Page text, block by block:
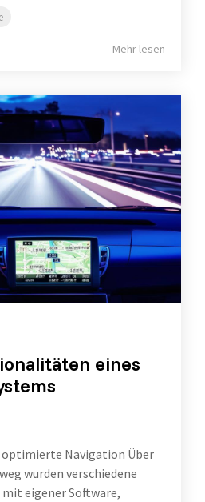
Mehr lesen
eines
optimierte Navigation Über
wurden verschiedene
eigener Software,